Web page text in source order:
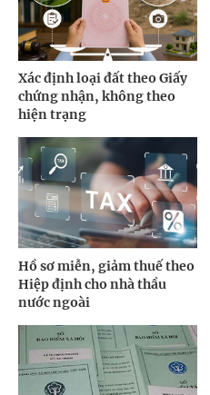
Xác định loại đất theo Giấy
chứng nhận, không theo
hiện trạng
Hồ sơ miễn, giảm thuế theo
Hiệp định cho nhà thầu
nước ngoài